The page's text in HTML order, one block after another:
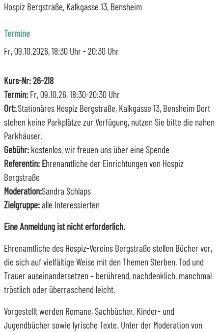
Hospiz Bergstraße, Kalkgasse 13, Bensheim
Termine
Fr, 09.10.2026, 18:30 Uhr- 20:30 Uhr
Kurs-Nr: 26-218
Termin: Fr, 09.10.26, 18:30-20:30 Uhr
Ort:.Stationäres Hospiz Bergstraße, Kalkgasse 13, Bensheim Dort
stehen keine Parkplätze zur Verfügung, nutzen Sie bitte die nahen
Parkhäuser.
Gebühr: kostenlos, wir freuen uns über eine Spende
Referentin: Ehrenamtliche der Einrichtungen von Hospiz
Bergstraße
Moderation:Sandra Schlaps
Zielgruppe:alle Interessierten
Eine Anmeldung ist nicht erforderlich.
Ehrenamtliche des Hospiz-Vereins Bergstraße stellen Bücher vor,
die sich auf vielfältige Weise mit den Themen Sterben, Tod und
Trauer auseinandersetzen – berührend, nachdenklich, manchmal
tröstlich oder überraschend leicht.
Vorgestellt werden Romane, Sachbücher, Kinder- und
Jugendbücher sowie lyrische Texte. Unter der Moderation von